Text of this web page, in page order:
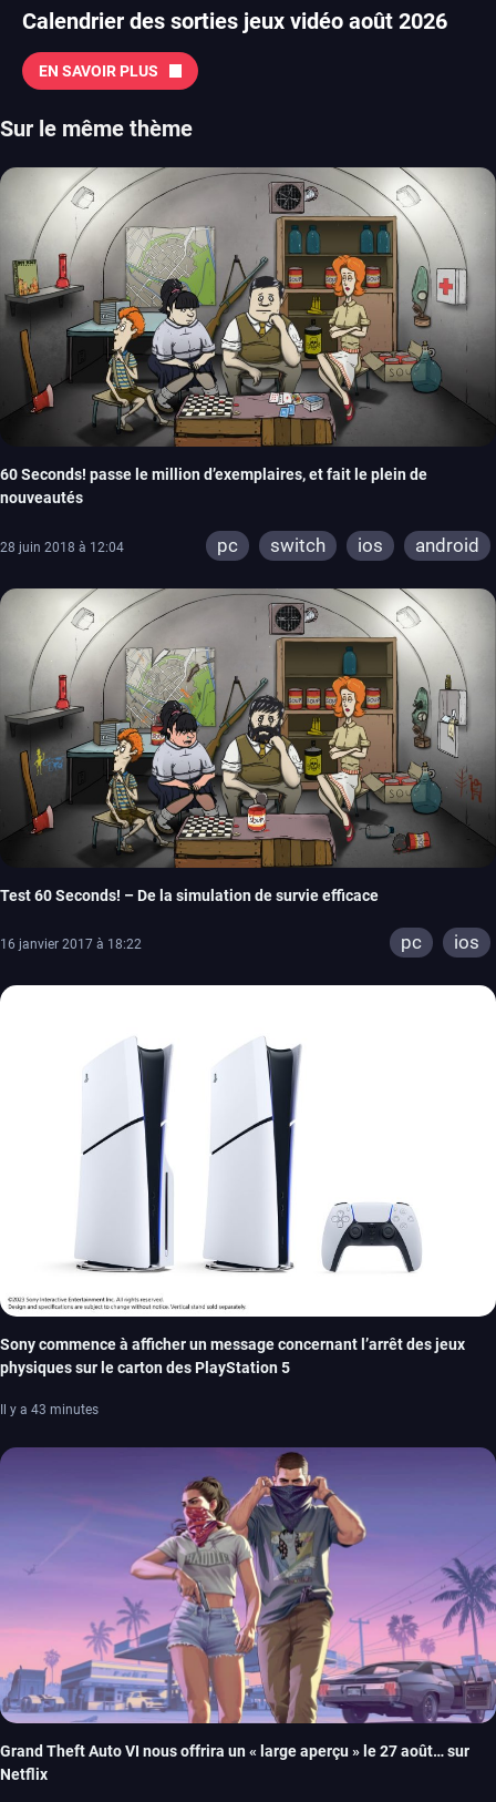
Calendrier des sorties jeux vidéo août 2026
EN SAVOIR PLUS
Sur le même thème
60 Seconds! passe le million d’exemplaires, et fait le plein de
nouveautés
28 juin 2018 à 12:04 pc switch ios android
Test 60 Seconds! – De la simulation de survie efficace
16 janvier 2017 à 18:22 pc ios
Sony commence à afficher un message concernant l’arrêt des jeux
physiques sur le carton des PlayStation 5
Il y a 43 minutes
Grand Theft Auto VI nous offrira un « large aperçu » le 27 août… sur
Netflix